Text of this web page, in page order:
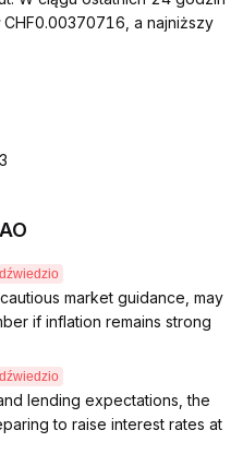
CHF0.00370716, a najniższy
market guidance, may
if inflation remains strong
lending expectations, the
to raise interest rates at